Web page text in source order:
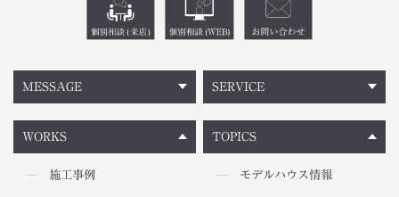
MESSAGE
WORKS
施工事例
TOPICS
モデルハウス情報
SERVICE